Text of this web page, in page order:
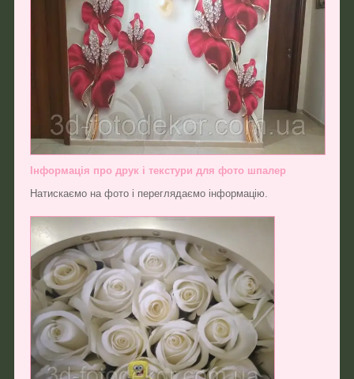
Інформація про друк і текстури для фото шпалер
Натискаємо на фото і переглядаємо інформацію.